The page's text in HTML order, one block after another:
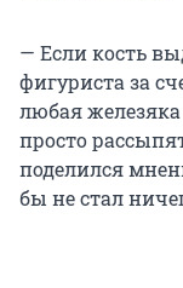
— Если кость
фигуриста за
любая
просто
поделился
бы не стал